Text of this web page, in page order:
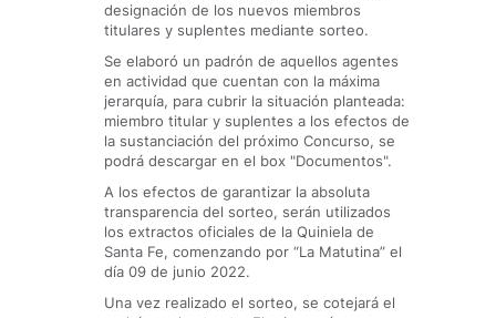
designación de los nuevos miembros
titulares y suplentes mediante sorteo.
Se elaboró un padrón de aquellos agentes
en actividad que cuentan con la máxima
jerarquía, para cubrir la situación planteada:
miembro titular y suplentes a los efectos de
la sustanciación del próximo Concurso, se
podrá descargar en el box "Documentos".
A los efectos de garantizar la absoluta
transparencia del sorteo, serán utilizados
los extractos oficiales de la Quiniela de
Santa Fe, comenzando por “La Matutina” el
día 09 de junio 2022.
Una vez realizado el sorteo, se cotejará el